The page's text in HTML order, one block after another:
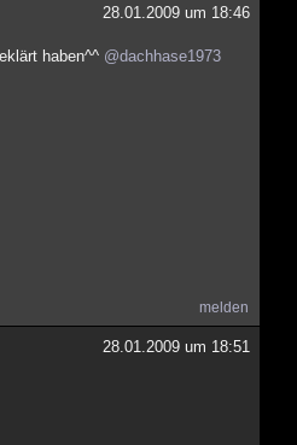
28.01.2009 um 18:46
haben^^ @dachhase1973
melden
28.01.2009 um 18:51